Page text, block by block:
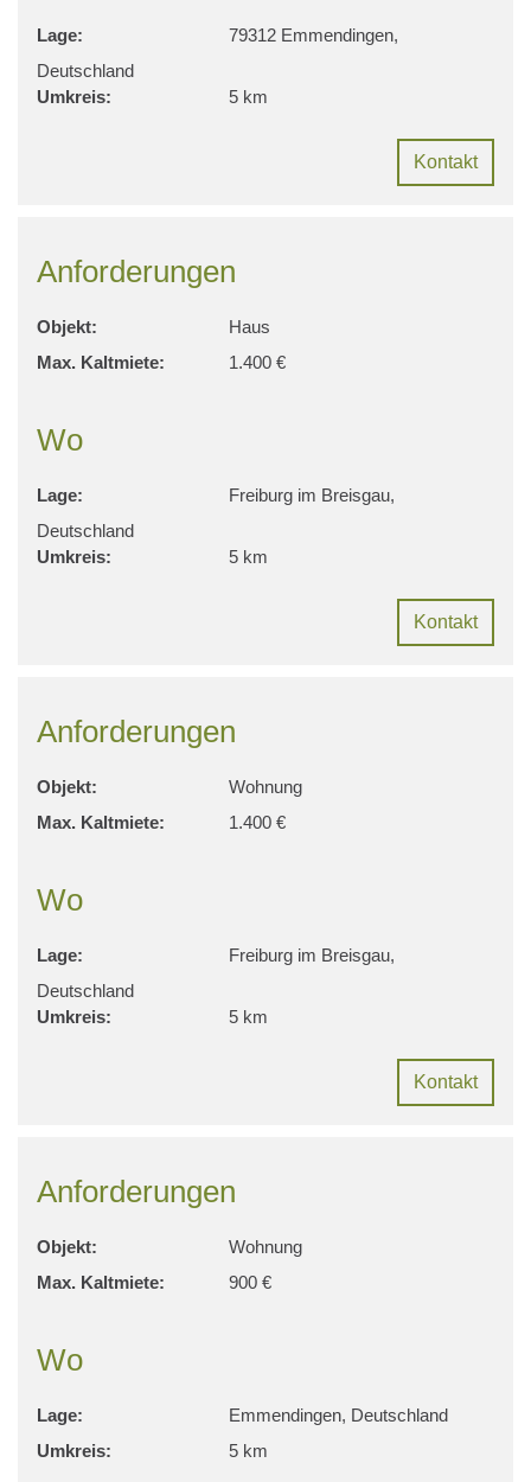
Lage:
79312 Emmendingen,
Deutschland
Umkreis:
5 km
Kontakt
Anforderungen
Objekt:
Haus
Max. Kaltmiete:
1.400 €
Wo
Lage:
Freiburg im Breisgau,
Deutschland
Umkreis:
5 km
Kontakt
Anforderungen
Objekt:
Wohnung
Max. Kaltmiete:
1.400 €
Wo
Lage:
Freiburg im Breisgau,
Deutschland
Umkreis:
5 km
Kontakt
Anforderungen
Objekt:
Wohnung
Max. Kaltmiete:
900 €
Wo
Lage:
Emmendingen, Deutschland
Umkreis:
5 km